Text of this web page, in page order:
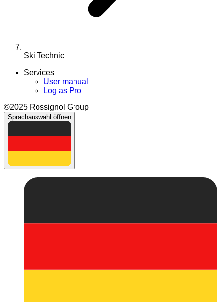
Ski Technic
Services
User manual
Log as Pro
©2025 Rossignol Group
Sprachauswahl öffnen